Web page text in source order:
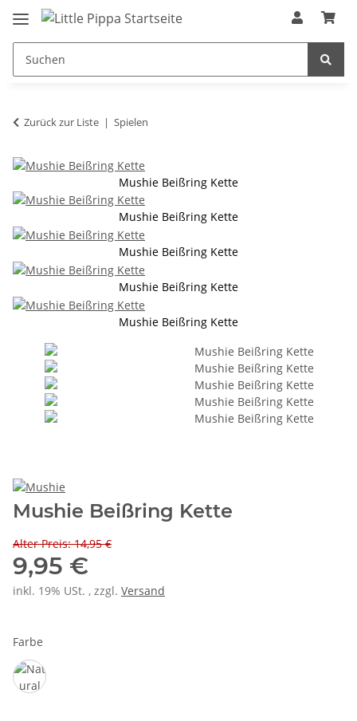
Zum Hauptinhalt springen
springen
Zurück zur Liste Spielen
Mushie Beißring Kette
Mushie Beißring Kette
Mushie Beißring Kette
Mushie Beißring Kette
Mushie Beißring Kette
Mushie Beißring Kette
Alter Preis: 14,95 €
9,95 €
inkl. 19% USt. , zzgl. Versand
Farbe